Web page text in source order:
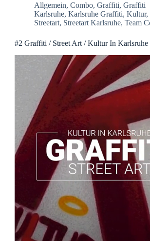
Allgemein, Combo, Graffiti, Graffiti
Karlsruhe, Karlsruhe Graffiti, Kultur,
Streetart, Streetart Karlsruhe, Team
#2 Graffiti / Street Art / Kultur In Karlsruhe